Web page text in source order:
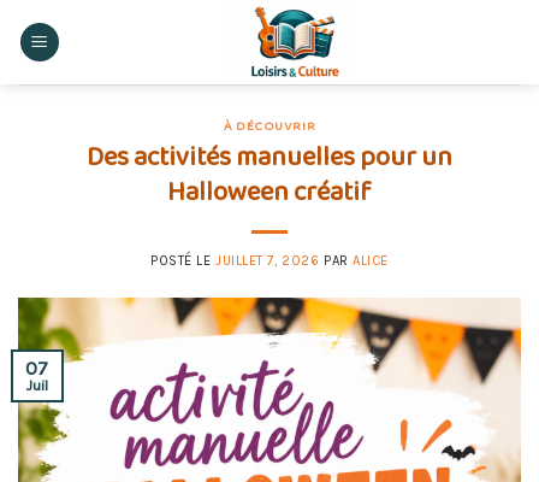
À DÉCOUVRIR
Des activités manuelles pour un
Halloween créatif
POSTÉ LE JUILLET 7, 2026 PARALICE
07
Juil